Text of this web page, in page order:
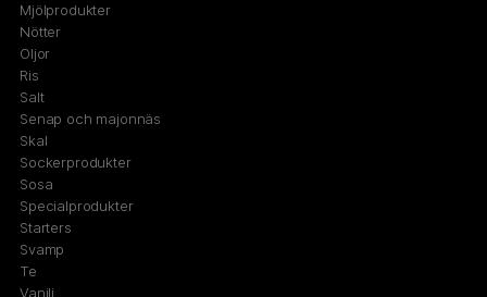
Mjölprodukter
Nötter
Oljor
Ris
Salt
Senap och majonnäs
Skal
Sockerprodukter
Sosa
Specialprodukter
Starters
Svamp
Te
Vanilj